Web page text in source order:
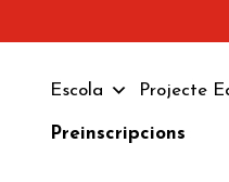
Escola Projecte
Preinscripcions